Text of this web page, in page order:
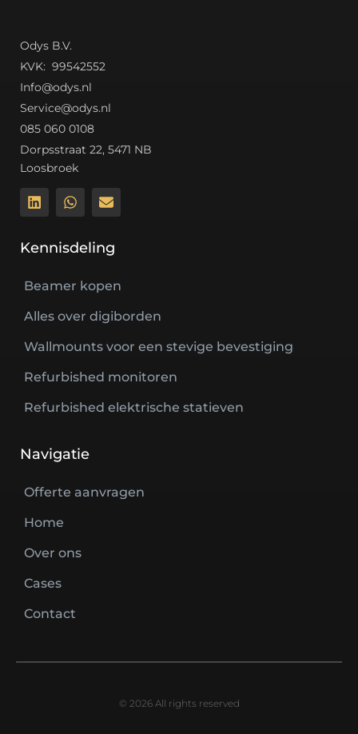
Odys B.V.
KVK: 99542552
Info@odys.nl
Service@odys.nl
085 060 0108
Dorpsstraat 22, 5471 NB
Loosbroek
Kennisdeling
Beamer kopen
Alles over digiborden
Wallmounts voor een stevige bevestiging
Refurbished monitoren
Refurbished elektrische statieven
Navigatie
Offerte aanvragen
Home
Over ons
Cases
Contact
© 2026 All rights reserved